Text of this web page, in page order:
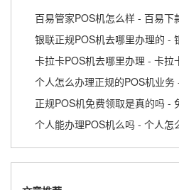
百易管家POS机怎么样 - 百易下
银联正规POS机去哪里办理的 -
卡拉卡POS机去哪里办理 - 卡拉
个人怎么办理正规的POS机业
正规POS机免费领取是真的吗 -
个人能办理POS机么吗 - 个人怎